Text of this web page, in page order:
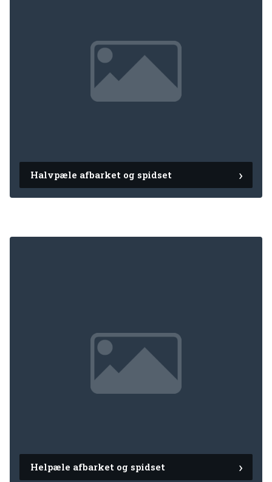
Halvpæle afbarket og spidset
Helpæle afbarket og spidset